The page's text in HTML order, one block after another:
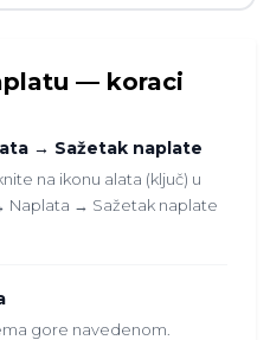
— koraci
→ Sažetak naplate
na ikonu alata (ključ) u
Naplata → Sažetak naplate
gore navedenom.